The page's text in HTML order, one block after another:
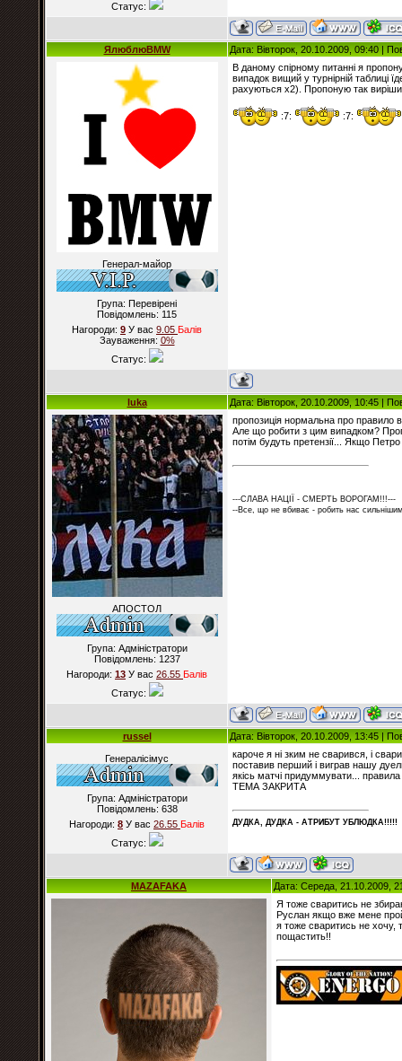
Статус:
ЯлюблюBMW Дата: Вівторок, 20.10.2009, 09:40 |
Генерал-майор
Група: Перевірені
Повідомлень: 115
Нагороди: 9 У вас 9.05 Балiв
Зауваження: 0%
Статус:
В даному спірному питанні я
випадок вищий у турнірній таблиці
рахуються х2). Пропоную так
:7: :7:
luka Дата: Вівторок, 20.10.2009, 10:45 |
АПОСТОЛ
Група: Адміністратори
Повідомлень: 1237
Нагороди: 13 У вас 26.55 Балiв
Статус:
пропозиція нормальна про правило
Але що робити з цим випадком?
потім будуть претензії... Якщо
---СЛАВА НАЦІЇ - СМЕРТЬ ВОРОГАМ!!!---
--Все, що не вбиває - робить нас
russel Дата: Вівторок, 20.10.2009, 13:45 |
Генералісімус
Група: Адміністратори
Повідомлень: 638
Нагороди: 8 У вас 26.55 Балiв
Статус:
кароче я ні зким не сварився, і
поставив перший і виграв нашу
якісь матчі придуммувати...
ТЕМА ЗАКРИТА
ДУДКА, ДУДКА - АТРИБУT УБЛЮДКА!!!!!
MAZAFAKA Дата: Середа, 21.10.2009,
Я тоже сваритись не
Руслан якщо вже мене
я тоже сваритись не
пощастить!!